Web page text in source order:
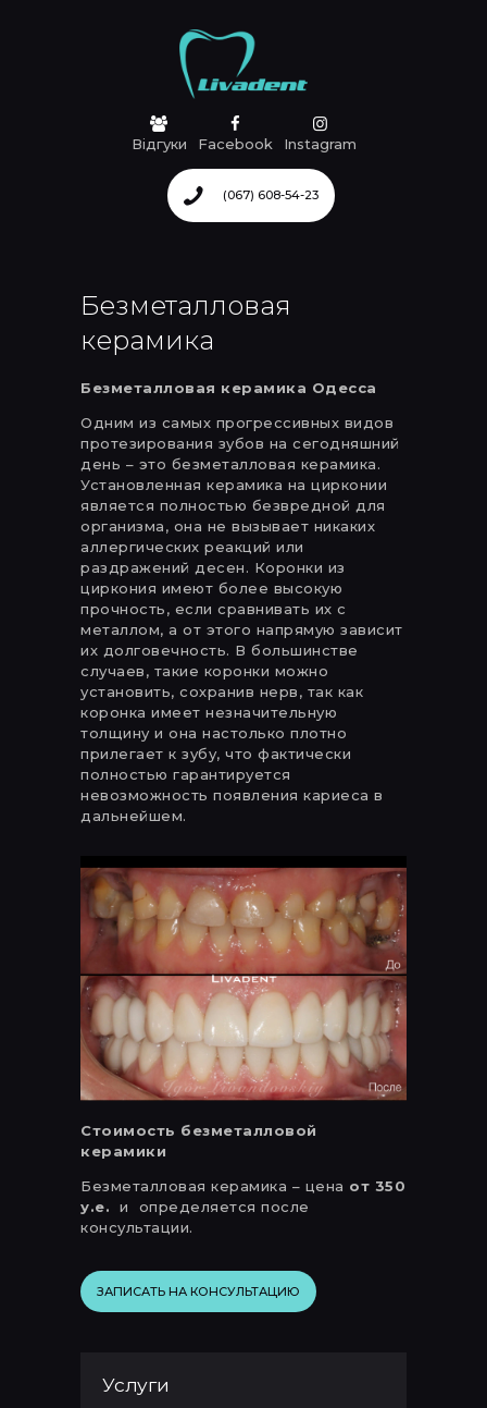
Відгуки Facebook Instagram
(067) 608-54-23
ПРО КЛІНИКУ
УСЛУГИ
ЦЕНЫ
КОНТАКТЫ
Безметалловая
керамика
Безметалловая керамика Одесса
Одним из самых прогрессивных видов
протезирования зубов на сегодняшний
день – это безметалловая керамика.
Установленная керамика на цирконии
является полностью безвредной для
организма, она не вызывает никаких
аллергических реакций или
раздражений десен. Коронки из
циркония имеют более высокую
прочность, если сравнивать их с
металлом, а от этого напрямую зависит
их долговечность. В большинстве
случаев, такие коронки можно
установить, сохранив нерв, так как
коронка имеет незначительную
толщину и она настолько плотно
прилегает к зубу, что фактически
полностью гарантируется
невозможность появления кариеса в
дальнейшем.
Стоимость безметалловой
керамики
Безметалловая керамика – цена от 350
у.е.
и определяется после
консультации.
ЗАПИСАТЬ НА КОНСУЛЬТАЦИЮ
Услуги